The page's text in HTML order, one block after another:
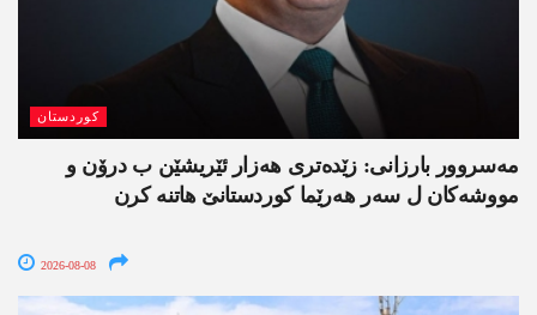
کوردستان
مەسروور بارزانی: زێدەتری ھەزار ئێریشێن ب درۆن و
مووشەکان ل سەر ھەرێما کوردستانێ ھاتنە کرن
2026-08-08